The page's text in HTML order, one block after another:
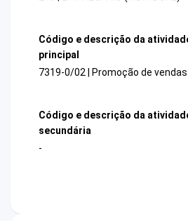
Código e descrição da
principal
7319-0/02 | Promoção de vendas
Código e descrição da
secundária
-